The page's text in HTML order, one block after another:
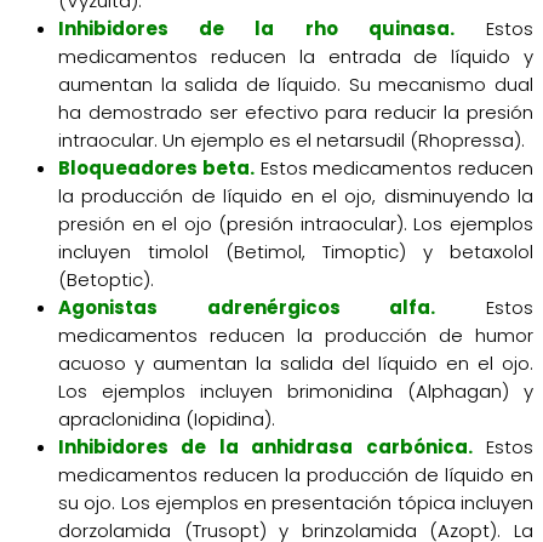
Inhibidores de la rho quinasa.
Estos
medicamentos reducen la entrada de líquido y
aumentan la salida de líquido. Su mecanismo dual
ha demostrado ser efectivo para reducir la presión
intraocular. Un ejemplo es el netarsudil (Rhopressa).
Bloqueadores beta.Estos medicamentos reducen
la producción de líquido en el ojo, disminuyendo la
presión en el ojo (presión intraocular). Los ejemplos
incluyen timolol (Betimol, Timoptic) y betaxolol
(Betoptic).
Agonistas adrenérgicos alfa. Estos
medicamentos reducen la producción de humor
acuoso y aumentan la salida del líquido en el ojo.
Los ejemplos incluyen brimonidina (Alphagan) y
apraclonidina (Iopidina).
Inhibidores de la anhidrasa carbónica.Estos
medicamentos reducen la producción de líquido en
su ojo. Los ejemplos en presentación tópica incluyen
dorzolamida (Trusopt) y brinzolamida (Azopt). La